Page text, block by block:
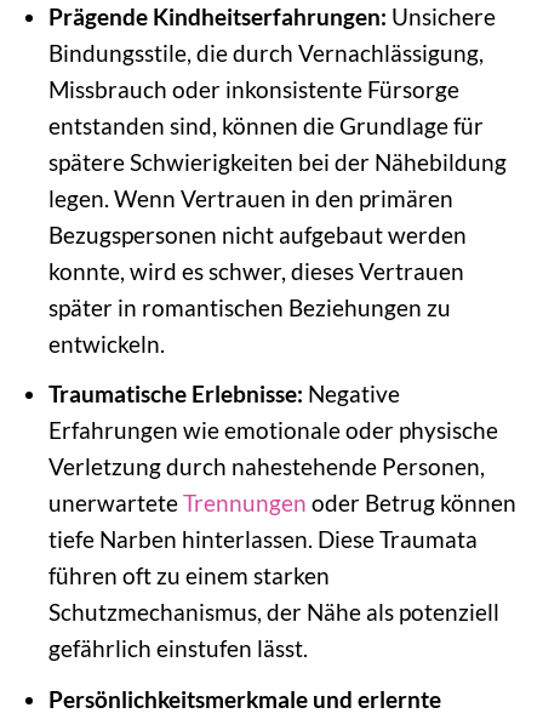
Prägende Kindheitserfahrungen: Unsichere
Bindungsstile, die durch Vernachlässigung,
Missbrauch oder inkonsistente Fürsorge
entstanden sind, können die Grundlage für
spätere Schwierigkeiten bei der Nähebildung
legen. Wenn Vertrauen in den primären
Bezugspersonen nicht aufgebaut werden
konnte, wird es schwer, dieses Vertrauen
später in romantischen Beziehungen zu
entwickeln.
Traumatische Erlebnisse: Negative
Erfahrungen wie emotionale oder physische
Verletzung durch nahestehende Personen,
unerwarteteTrennungen oder Betrug können
tiefe Narben hinterlassen. Diese Traumata
führen oft zu einem starken
Schutzmechanismus, der Nähe als potenziell
gefährlich einstufen lässt.
Persönlichkeitsmerkmale und erlernte